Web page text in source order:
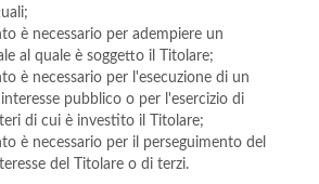
è necessario per adempiere un
al quale è soggetto il Titolare;
è necessario per l'esecuzione di un
pubblico o per l'esercizio di
di cui è investito il Titolare;
è necessario per il perseguimento del
del Titolare o di terzi.